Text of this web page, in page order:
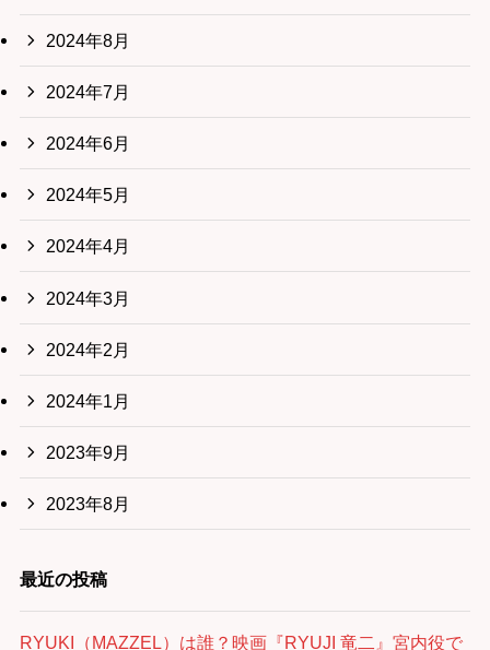
2024年8月
2024年7月
2024年6月
2024年5月
2024年4月
2024年3月
2024年2月
2024年1月
2023年9月
2023年8月
最近の投稿
RYUKI（MAZZEL）は誰？映画『RYUJI 竜二』宮内役で